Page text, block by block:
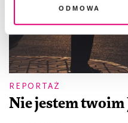
Odmowa
REPORTAŻ
Nie jestem twoim